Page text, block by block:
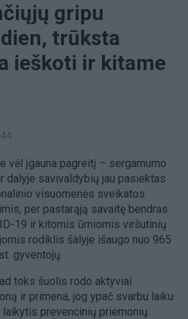
gripu
trūksta
ieškoti ir kitame
vėl įgauna pagreitį – sergamumo
dalyje savivaldybių jau pasiektas
visuomenės sveikatos
per pastarąją savaitę bendras
19 ir kitomis ūmiomis viršutinių
rodiklis šalyje išaugo nuo 965
gyventojų.
toks šuolis rodo aktyviai
ir primena, jog ypač svarbu laiku
prevencinių priemonių.